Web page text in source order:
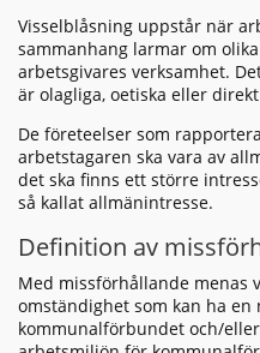
Visselblåsning uppstår när
sammanhang larmar om
arbetsgivares verksamhet.
är olagliga, oetiska eller
De företeelser som
arbetstagaren ska vara av
det ska finns ett större
så kallat allmänintresse.
Definition av
Med missförhållande menas
omständighet som kan ha en
kommunalförbundet och/